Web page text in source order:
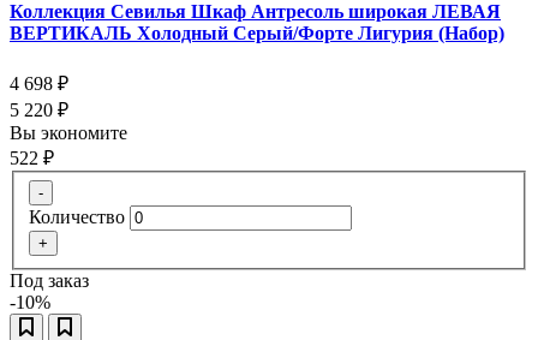
Коллекция Севилья Шкаф Антресоль широкая ЛЕВАЯ
ВЕРТИКАЛЬ Холодный Серый/Форте Лигурия (Набор)
4 698 ₽
5 220 ₽
Вы экономите
522 ₽
-
Количество
+
Под заказ
-10%